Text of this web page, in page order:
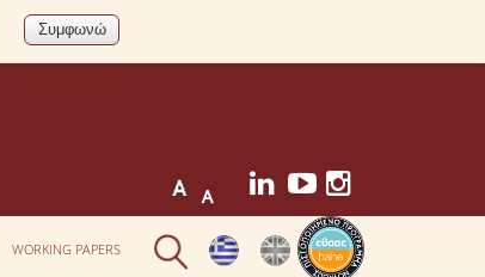
WORKING PAPERS